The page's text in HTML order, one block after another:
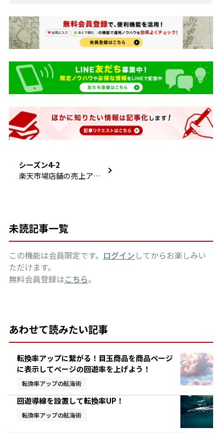
シーズン4-2
楽天市場店舗の売上アッ
未読記事一覧
この機能は会員限定です。 ログイン してからお楽しみい
ただけます。
無料会員登録はこちら。
あわせて読みたい記事
転換率アップに繋がる！目玉商品を商品ページ
に表示してページの回遊率を上げよう！
転換率アップの航海術
回遊導線を設置して転換率UP！
転換率アップの航海術